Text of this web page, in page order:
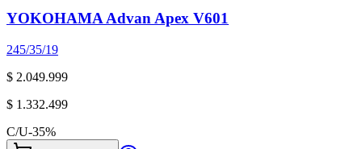
YOKOHAMA Advan Apex V601
245/35/19
$ 2.049.999
$ 1.332.499
C/U-35%